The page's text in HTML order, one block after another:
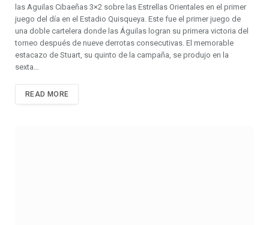
las Aguilas Cibaeñas 3×2 sobre las Estrellas Orientales en el primer
juego del día en el Estadio Quisqueya. Este fue el primer juego de
una doble cartelera donde las Águilas logran su primera victoria del
torneo después de nueve derrotas consecutivas. El memorable
estacazo de Stuart, su quinto de la campaña, se produjo en la
sexta…
READ MORE